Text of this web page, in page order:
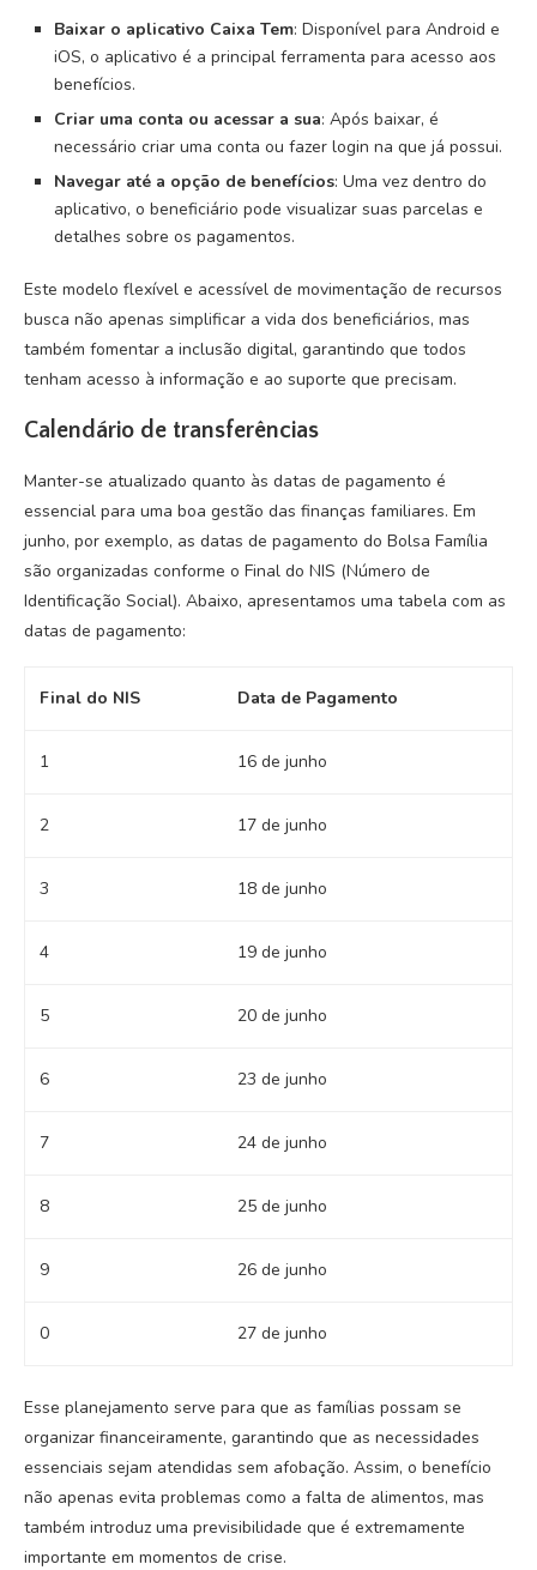
Baixar o aplicativo Caixa Tem: Disponível para Android e
iOS, o aplicativo é a principal ferramenta para acesso aos
benefícios.
Criar uma conta ou acessar a sua: Após baixar, é
necessário criar uma conta ou fazer login na que já possui.
Navegar até a opção de benefícios: Uma vez dentro do
aplicativo, o beneficiário pode visualizar suas parcelas e
detalhes sobre os pagamentos.
Este modelo flexível e acessível de movimentação de recursos
busca não apenas simplificar a vida dos beneficiários, mas
também fomentar a inclusão digital, garantindo que todos
tenham acesso à informação e ao suporte que precisam.
Calendário de transferências
Manter-se atualizado quanto às datas de pagamento é
essencial para uma boa gestão das finanças familiares. Em
junho, por exemplo, as datas de pagamento do Bolsa Família
são organizadas conforme o Final do NIS (Número de
Identificação Social). Abaixo, apresentamos uma tabela com as
datas de pagamento:
Final do NIS Data de Pagamento
1 16 de junho
2 17 de junho
3 18 de junho
4 19 de junho
5 20 de junho
6 23 de junho
7 24 de junho
8 25 de junho
9 26 de junho
0 27 de junho
Esse planejamento serve para que as famílias possam se
organizar financeiramente, garantindo que as necessidades
essenciais sejam atendidas sem afobação. Assim, o benefício
não apenas evita problemas como a falta de alimentos, mas
também introduz uma previsibilidade que é extremamente
importante em momentos de crise.